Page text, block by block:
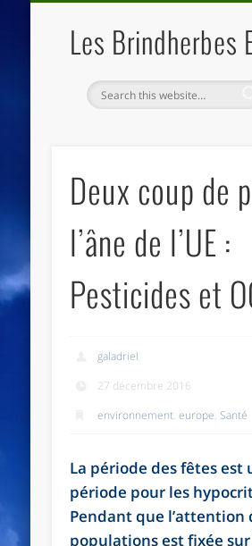
Les Brindherbes
Deux coup de
l’âne de l’UE :
Pesticides et
galadriel
27 décembre 2016
environnement,europe,Santé
La période des fêtes est
période pour les
Pendant que l’attention
populations est fixée